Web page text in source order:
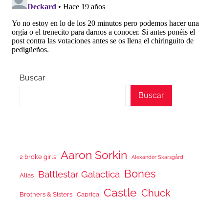
Buscar
Buscar
2 broke girls Aaron Sorkin Alexander Skarsgård
Alias Battlestar Galactica Bones
Brothers & Sisters Caprica Castle Chuck